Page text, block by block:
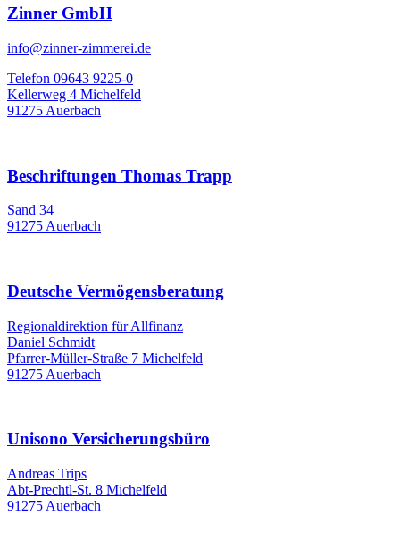
Zinner GmbH
info@zinner-zimmerei.de
Telefon 09643 9225-0
Kellerweg 4 Michelfeld
91275 Auerbach
Beschriftungen Thomas Trapp
Sand 34
91275 Auerbach
Deutsche Vermögensberatung
Regionaldirektion für Allfinanz
Daniel Schmidt
Pfarrer-Müller-Straße 7 Michelfeld
91275 Auerbach
Unisono Versicherungsbüro
Andreas Trips
Abt-Prechtl-St. 8 Michelfeld
91275 Auerbach